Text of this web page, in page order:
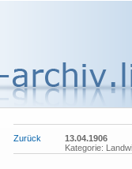
Zurück
13.04.1906
Kategorie: